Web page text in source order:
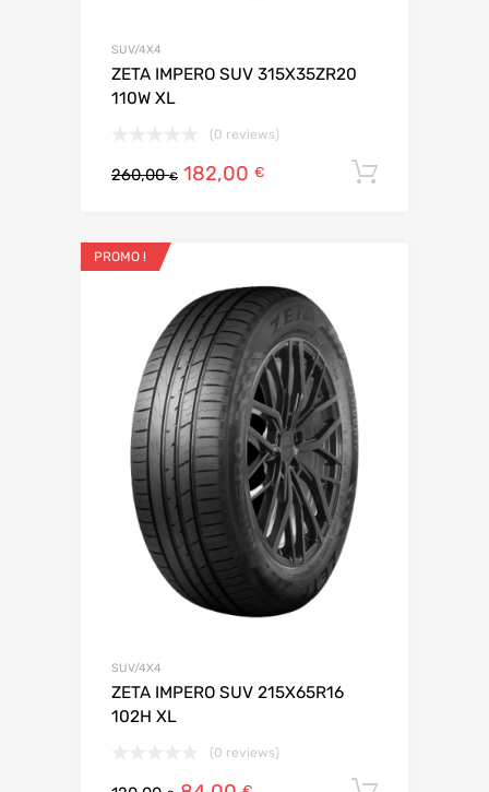
SUV/4X4
ZETA IMPERO SUV 315X35ZR20
110W XL
(0 reviews)
260,00€ 182,00 €
PROMO !
SUV/4X4
ZETA IMPERO SUV 215X65R16
102H XL
(0 reviews)